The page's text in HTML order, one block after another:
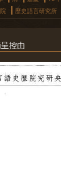
歷史語言研究所
控由